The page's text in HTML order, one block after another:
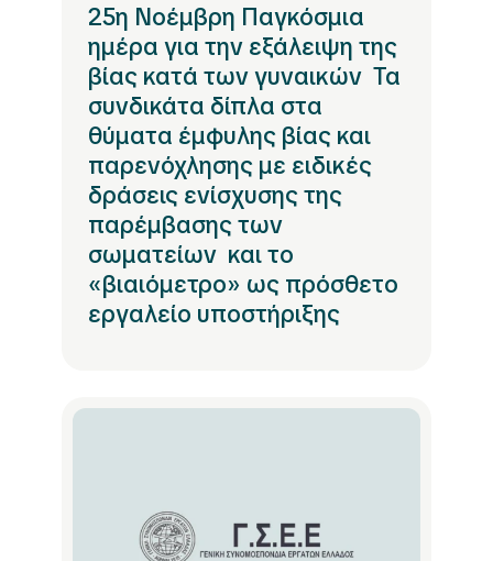
25η Νοέμβρη Παγκόσμια
ημέρα για την εξάλειψη της
βίας κατά των γυναικών Τα
συνδικάτα δίπλα στα
θύματα έμφυλης βίας και
παρενόχλησης με ειδικές
δράσεις ενίσχυσης της
παρέμβασης των
σωματείων και το
«βιαιόμετρο» ως πρόσθετο
εργαλείο υποστήριξης